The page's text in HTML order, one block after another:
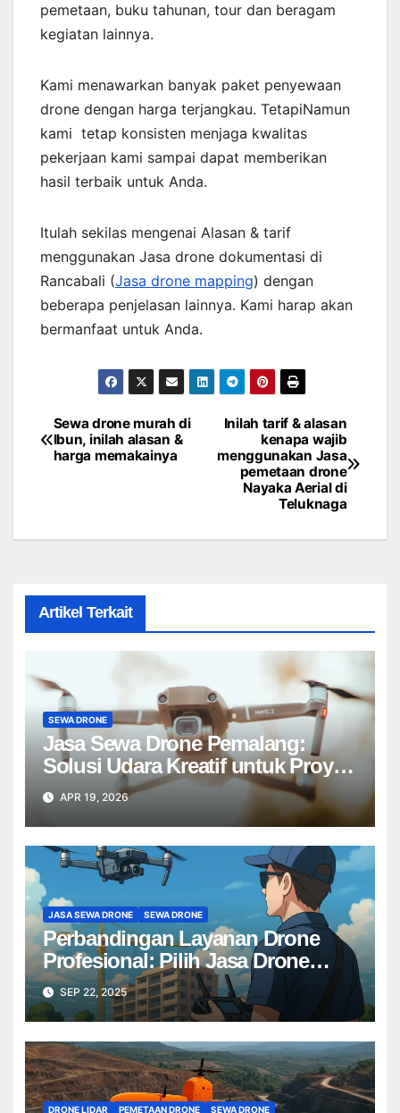
pemetaan, buku tahunan, tour dan beragam
kegiatan lainnya.
Kami menawarkan banyak paket penyewaan
drone dengan harga terjangkau. TetapiNamun
kami tetap konsisten menjaga kwalitas
pekerjaan kami sampai dapat memberikan
hasil terbaik untuk Anda.
Itulah sekilas mengenai Alasan & tarif
menggunakan Jasa drone dokumentasi di
Rancabali (Jasa drone mapping) dengan
beberapa penjelasan lainnya. Kami harap akan
bermanfaat untuk Anda.
Post
navigation
Inilah tarif & alasan
kenapa wajib
menggunakan Jasa
pemetaan drone
Nayaka Aerial di
Teluknaga
Sewa drone murah di
Ibun, inilah alasan &
harga memakainya
Artikel Terkait
SEWA DRONE
Jasa Sewa Drone Pemalang:
Solusi Udara Kreatif untuk Proyek
Anda Tanpa Batas】
APR 19, 2026
JASA SEWA DRONE SEWA DRONE
Perbandingan Layanan Drone
Profesional: Pilih Jasa Drone
Terbaik untuk Proyek Anda
SEP 22, 2025
DRONE LIDAR PEMETAAN DRONE SEWA DRONE